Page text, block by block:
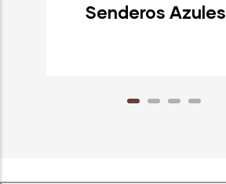
Senderos Azules